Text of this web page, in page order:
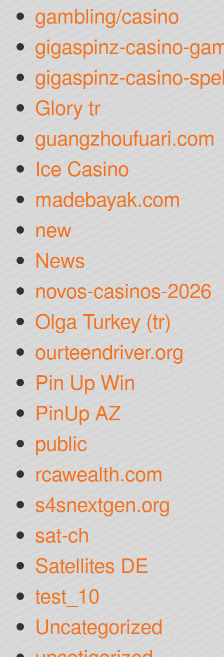
gambling/casino
gigaspinz-casino-
gigaspinz-casino-
Glory tr
guangzhoufuari.com
Ice Casino
madebayak.com
new
News
novos-casinos-2026
Olga Turkey (tr)
ourteendriver.org
Pin Up Win
PinUp AZ
public
rcawealth.com
s4snextgen.org
sat-ch
Satellites DE
test_10
Uncategorized